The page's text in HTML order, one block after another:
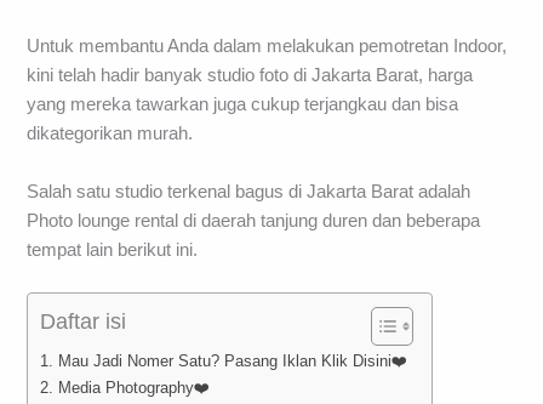
Untuk membantu Anda dalam melakukan pemotretan Indoor,
kini telah hadir banyak studio foto di Jakarta Barat, harga
yang mereka tawarkan juga cukup terjangkau dan bisa
dikategorikan murah.
Salah satu studio terkenal bagus di Jakarta Barat adalah
Photo lounge rental di daerah tanjung duren dan beberapa
tempat lain berikut ini.
Daftar isi
1. Mau Jadi Nomer Satu? Pasang Iklan Klik Disini❤️
2. Media Photography❤️